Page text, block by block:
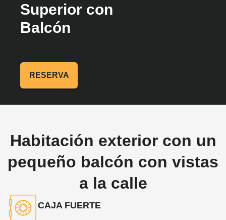
Superior con
Balcón
RESERVA
Habitación exterior con un
pequeño balcón con vistas
a la calle
CAJA FUERTE